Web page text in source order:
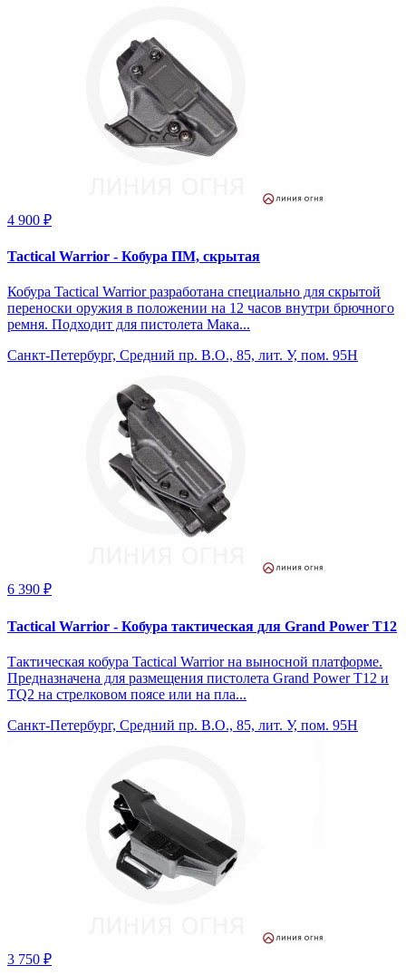
4 900 ₽
Tactical Warrior - Кобура ПМ, скрытая
Кобура Tactical Warrior разработана специально для скрытой
переноски оружия в положении на 12 часов внутри брючного
ремня. Подходит для пистолета Мака...
Санкт-Петербург, Средний пр. В.О., 85, лит. У, пом. 95Н
6 390 ₽
Tactical Warrior - Кобура тактическая для Grand Power T12
Тактическая кобура Tactical Warrior на выносной платформе.
Предназначена для размещения пистолета Grand Power T12 и
TQ2 на стрелковом поясе или на пла...
Санкт-Петербург, Средний пр. В.О., 85, лит. У, пом. 95Н
3 750 ₽